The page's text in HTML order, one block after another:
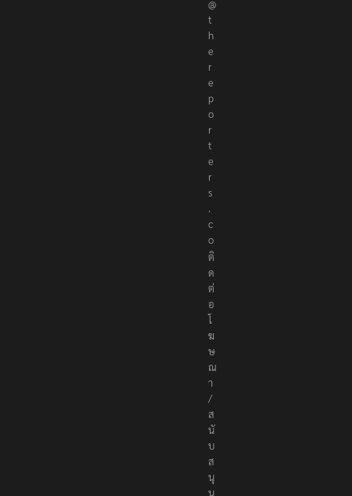
@
t
h
e
r
e
p
o
r
t
e
r
s
.
c
o
ติ
ด
ต่
อ
โ
ฆ
ษ
ณ
า
/
ส
นั
บ
ส
นุ
น